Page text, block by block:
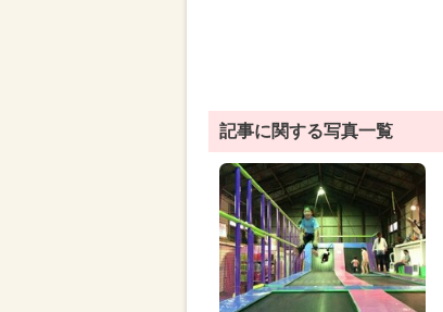
記事に関する写真一覧